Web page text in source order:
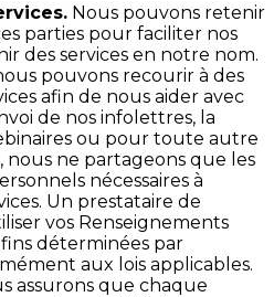
Nous pouvons retenir
parties pour faciliter nos
des services en notre nom.
pouvons recourir à des
afin de nous aider avec
de nos infolettres, la
ou pour toute autre
nous ne partageons que les
nécessaires à
Un prestataire de
vos Renseignements
déterminées par
aux lois applicables.
assurons que chaque